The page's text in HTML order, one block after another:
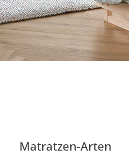
Matratzen-Arten